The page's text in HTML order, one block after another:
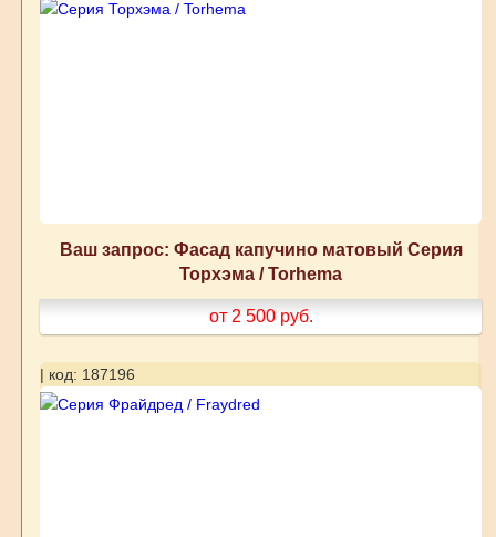
Ваш запрос: Фасад капучино матовый Серия
Торхэма / Torhema
от 2 500 руб.
| код: 187196